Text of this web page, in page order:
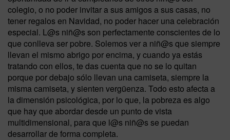
colegio, o no poder invitar a sus amigos a sus casas, no
tener regalos en Navidad, no poder hacer una celebración
especial. L@s niñ@s son perfectamente conscientes de lo
que conlleva ser pobre. Solemos ver a niñ@s que siempre
llevan el mismo abrigo por encima, y cuando ya estás
tratando con ellos, te das cuenta que no se lo quitan
porque por debajo sólo llevan una camiseta, siempre la
misma camiseta, y sienten vergüenza. Todo esto afecta a
la dimensión psicológica, por lo que, la pobreza es algo
que hay que abordar desde un punto de vista
multidimensional, para que l@s niñ@s se puedan
desarrollar de forma completa.